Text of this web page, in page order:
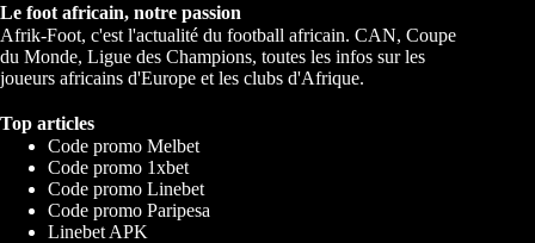
Le foot africain, notre passion
Afrik-Foot, c'est l'actualité du football africain. CAN, Coupe
du Monde, Ligue des Champions, toutes les infos sur les
joueurs africains d'Europe et les clubs d'Afrique.
Top articles
Code promo Melbet
Code promo 1xbet
Code promo Linebet
Code promo Paripesa
Linebet APK